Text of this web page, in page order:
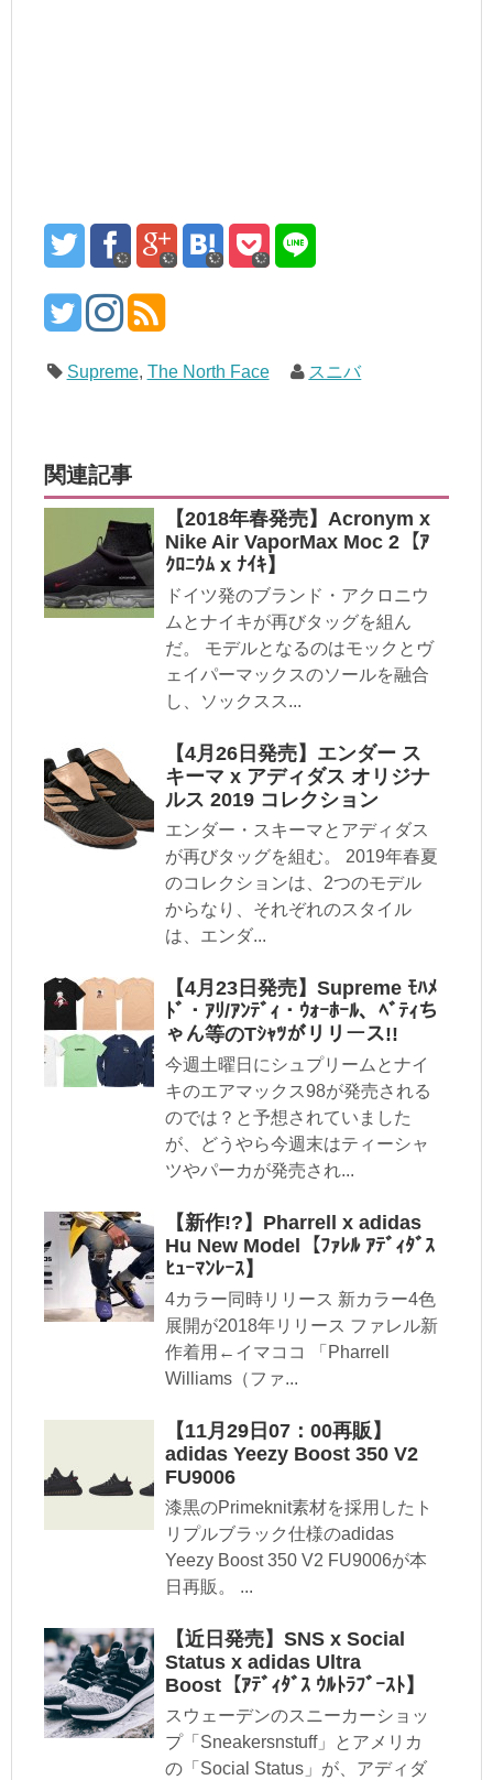
Supreme, The North Face スニバ
関連記事
【2018年春発売】Acronym x
Nike Air VaporMax Moc 2【ｱ
ｸﾛﾆｳﾑ x ﾅｲｷ】
ドイツ発のブランド・アクロニウ
ムとナイキが再びタッグを組ん
だ。 モデルとなるのはモックとヴ
ェイパーマックスのソールを融合
し、ソックスス...
【4月26日発売】エンダー ス
キーマ x アディダス オリジナ
ルス 2019 コレクション
エンダー・スキーマとアディダス
が再びタッグを組む。 2019年春夏
のコレクションは、2つのモデル
からなり、それぞれのスタイル
は、エンダ...
【4月23日発売】Supreme ﾓﾊﾒ
ﾄﾞ・ｱﾘ/ｱﾝﾃﾞｨ・ｳｫｰﾎｰﾙ、ﾍﾞﾃｨち
ゃん等のTｼｬﾂがリリース!!
今週土曜日にシュプリームとナイ
キのエアマックス98が発売される
のでは？と予想されていました
が、どうやら今週末はティーシャ
ツやパーカが発売され...
【新作!?】Pharrell x adidas
Hu New Model【ﾌｧﾚﾙ ｱﾃﾞｨﾀﾞｽ
ﾋｭｰﾏﾝﾚｰｽ】
4カラー同時リリース 新カラー4色
展開が2018年リリース ファレル新
作着用←イマココ 「Pharrell
Williams（ファ...
【11月29日07：00再販】
adidas Yeezy Boost 350 V2
FU9006
漆黒のPrimeknit素材を採用したト
リプルブラック仕様のadidas
Yeezy Boost 350 V2 FU9006が本
日再販。 ...
【近日発売】SNS x Social
Status x adidas Ultra
Boost【ｱﾃﾞｨﾀﾞｽ ｳﾙﾄﾗﾌﾞｰｽﾄ】
スウェーデンのスニーカーショッ
プ「Sneakersnstuff」とアメリカ
の「Social Status」が、アディダ